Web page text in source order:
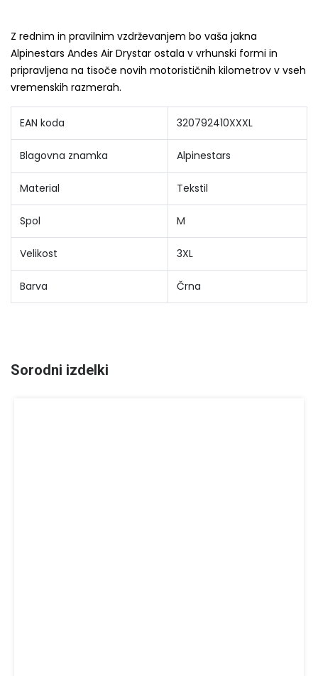
Z rednim in pravilnim vzdrževanjem bo vaša jakna
Alpinestars Andes Air Drystar ostala v vrhunski formi in
pripravljena na tisoče novih motorističnih kilometrov v vseh
vremenskih razmerah.
EAN koda 320792410XXXL
Blagovna znamka Alpinestars
Material Tekstil
Spol M
Velikost 3XL
Barva Črna
Sorodni izdelki